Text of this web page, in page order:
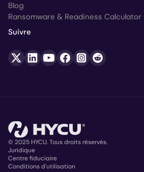
Blog
Ransomware & Readiness Calculator
Suivre
Copyright
© 2025 HYCU. Tous droits réservés.
Juridique
Centre fiduciaire
Conditions d'utilisation